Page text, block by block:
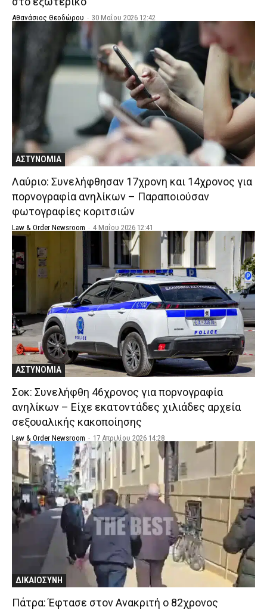
Αθανάσιος Θεοδώρου - 30 Μαΐου 2026 12:42
ΑΣΤΥΝΟΜΙΑ
Λαύριο: Συνελήφθησαν 17χρονη και 14χρονος για
πορνογραφία ανηλίκων – Παραποιούσαν
φωτογραφίες κοριτσιών
Law & Order Newsroom - 4 Μαΐου 2026 12:41
ΑΣΤΥΝΟΜΙΑ
Σοκ: Συνελήφθη 46χρονος για πορνογραφία
ανηλίκων – Είχε εκατοντάδες χιλιάδες αρχεία
σεξουαλικής κακοποίησης
Law & Order Newsroom - 17 Απριλίου 2026 14:28
ΔΙΚΑΙΟΣΥΝΗ
Πάτρα: Έφτασε στον Ανακριτή ο 82χρονος